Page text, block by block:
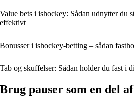
Value bets i ishockey: Sådan udnytter du
effektivt
Bonusser i ishockey-betting – sådan
Tab og skuffelser: Sådan holder du fast i
Brug pauser som en del